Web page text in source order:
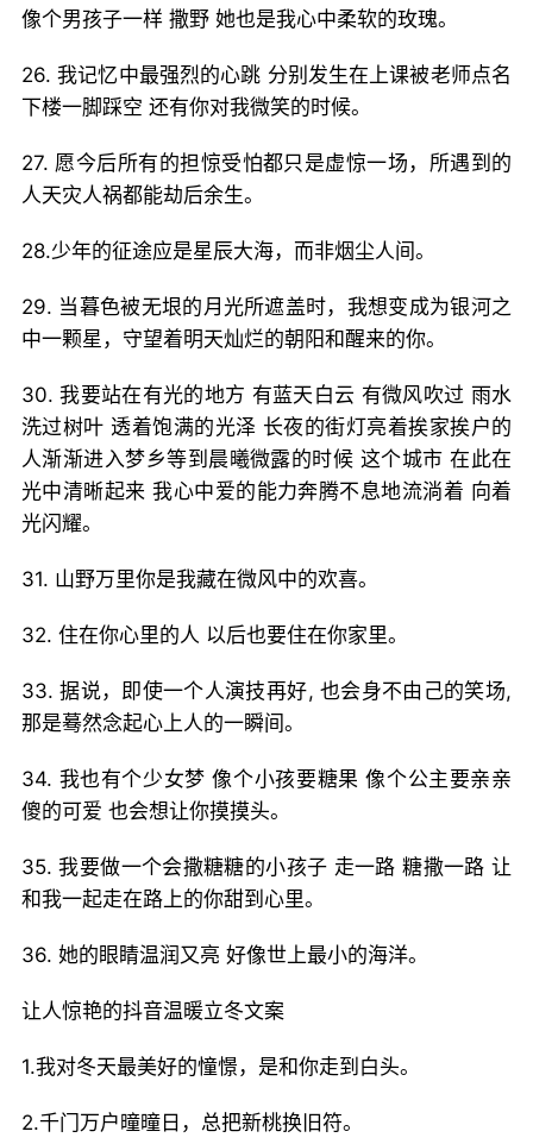
像个男孩子一样 撒野 她也是我心中柔软的玫瑰。
26. 我记忆中最强烈的心跳 分别发生在上课被老师点名
下楼一脚踩空 还有你对我微笑的时候。
27. 愿今后所有的担惊受怕都只是虚惊一场，所遇到的
人天灾人祸都能劫后余生。
28.少年的征途应是星辰大海，而非烟尘人间。
29. 当暮色被无垠的月光所遮盖时，我想变成为银河之
中一颗星，守望着明天灿烂的朝阳和醒来的你。
30. 我要站在有光的地方 有蓝天白云 有微风吹过 雨水
洗过树叶 透着饱满的光泽 长夜的街灯亮着挨家挨户的
人渐渐进入梦乡等到晨曦微露的时候 这个城市 在此在
光中清晰起来 我心中爱的能力奔腾不息地流淌着 向着
光闪耀。
31. 山野万里你是我藏在微风中的欢喜。
32. 住在你心里的人 以后也要住在你家里。
33. 据说，即使一个人演技再好, 也会身不由己的笑场,
那是蓦然念起心上人的一瞬间。
34. 我也有个少女梦 像个小孩要糖果 像个公主要亲亲
傻的可爱 也会想让你摸摸头。
35. 我要做一个会撒糖糖的小孩子 走一路 糖撒一路 让
和我一起走在路上的你甜到心里。
36. 她的眼睛温润又亮 好像世上最小的海洋。
让人惊艳的抖音温暖立冬文案
1.我对冬天最美好的憧憬，是和你走到白头。
2.千门万户曈曈日，总把新桃换旧符。